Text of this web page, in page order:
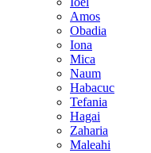
Amos
Obadia
Iona
Mica
Naum
Habacuc
Tefania
Hagai
Zaharia
Maleahi